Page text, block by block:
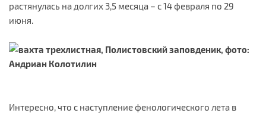
растянулась на долгих 3,5 месяца – с 14 февраля по 29
июня.
Интересно, что с наступление фенологического лета в